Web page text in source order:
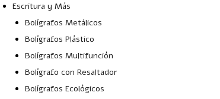
Escritura y Más
Bolígrafos Metálicos
Bolígrafos Plástico
Bolígrafos Multifunción
Bolígrafo con Resaltador
Bolígrafos Ecológicos